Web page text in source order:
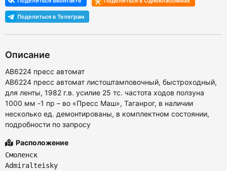
Описание
АВ6224 пресс автомат
АВ6224 пресс автомат листоштамповочный, быстроходный,
для ленты, 1982 г.в. усилие 25 тс. частота ходов ползуна
1000 мм -1 пр – во «Пресс Маш», Таганрог, в наличии
несколько ед. демонтированы, в комплектном состоянии,
подробности по запросу
Расположение
Смоленск
Admiralteisky